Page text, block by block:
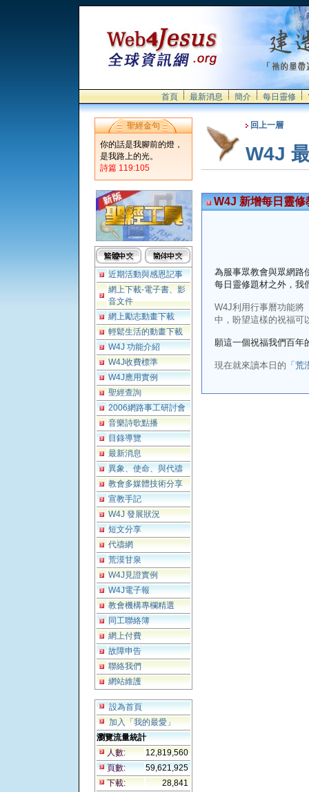
首頁 最新消息 簡介 每日靈修
聖經金句
你的話是我腳前的燈，
是我路上的光。
詩篇 119:105
近期活動與感恩記事
網上下載-電子書、影
音文件
網上勵志動畫下載
輕鬆生活的動畫下載
W4J 功能介紹
W4J收費標準
W4J應用實例
聖經查詢
2006網路事工研討會
音樂詩歌點播
目錄導覽
最新消息
異象、使命、與代禱
教會多媒體技術分享
宣教手記
W4J 發展狀況
短文分享
代禱網
荒漠甘泉
W4J見證實例
W4J電子報
教會機構專欄精選
同工聯絡簿
網上付費
故障申告
聯絡我們
網站維護
設為首頁
加入「我的最愛」
瀏覽流量統計
人數:
12,819,560
頁數:
59,621,925
下載:
28,841
回上一層
W4J
W4J 新增每日靈
為服事眾教會與眾網路
每日靈修題材之外，我
W4J利用行事曆功能將
中，盼望這樣的祝福可
願這一個祝福我們百年
現在就來讀本日的 「